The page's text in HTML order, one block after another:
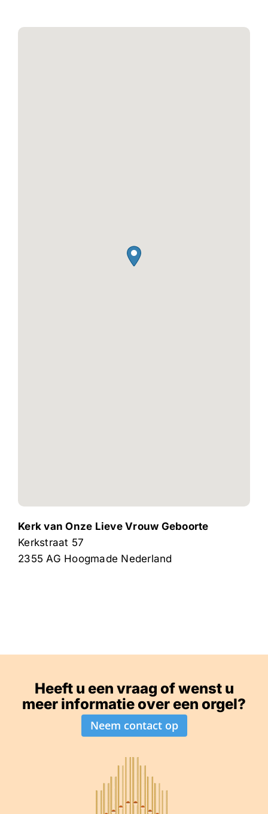
Kerk van Onze Lieve Vrouw Geboorte
Kerkstraat 57
2355 AG Hoogmade Nederland
Heeft u een vraag of wenst u
meer informatie over een orgel?
Neem contact op